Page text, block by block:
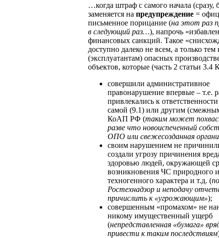
…когда штраф с самого начала (сразу,
заменяется на предупреждение =
письменное порицание (на этот раз
в следующий раз…), напрочь
финансовых санкций. Такое
доступно далеко не всем, а только тем
(эксплуатантам) опасных
объектов, которые (часть 2 статьи
совершили административное
правонарушение впервые – т.е.
привлекались к
самой (9.1) или другим
КоАП РФ (таким может
разве что новоиспеченный
ОПО или свежесозданная
своим нарушением не
создали угрозу причинения
здоровью людей, окружающей
возникновения ЧС природного
техногенного характера и т.д. (
Ростехнадзор и неподачу
причислить к «угрожающим»);
совершенным «промахом» не
никому имущественный ущерб
(непредставленная «бумага»
привести к таким последствиям